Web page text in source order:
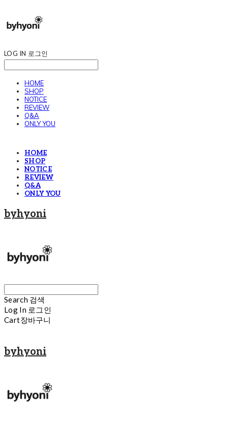
LOG IN 로그인
HOME
SHOP
NOTICE
REVIEW
Q&A
ONLY YOU
HOME
SHOP
NOTICE
REVIEW
Q&A
ONLY YOU
byhyoni
Search 검색
Log In 로그인
Cart장바구니
byhyoni